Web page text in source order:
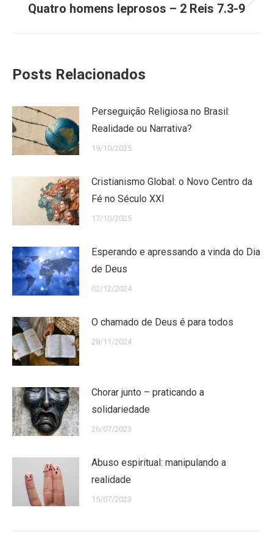
Próximo
Quatro homens leprosos – 2 Reis 7.3-9
Posts Relacionados
Perseguição Religiosa no Brasil:
Realidade ou Narrativa?
19/10/2025
Cristianismo Global: o Novo Centro da
Fé no Século XXI
17/10/2025
Esperando e apressando a vinda do Dia
de Deus
02/12/2024
O chamado de Deus é para todos
28/11/2024
Chorar junto – praticando a
solidariedade
26/07/2023
Abuso espiritual: manipulando a
realidade
15/07/2023